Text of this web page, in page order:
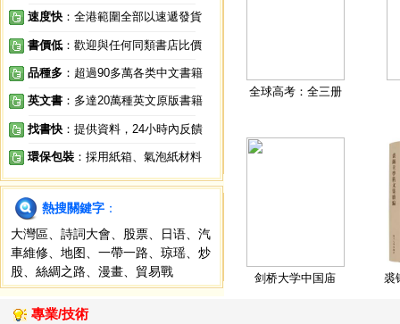
速度快 ：全港範圍全部以速遞發貨
書價低 ：歡迎與任何同類書店比價
品種多 ：超過90多萬各类中文書籍
英文書 ：多達20萬種英文原版書籍
找書快 ：提供資料，24小時內反饋
環保包裝 ：採用紙箱、氣泡紙材料
熱搜關鍵字 ：
大灣區
詩詞大會 股票 日语
汽
車維修
地图 一帶一路 琼瑶
炒
股
絲綢之路 漫畫 貿易戰
全球高考：全三册
剑桥大学中国庙 裘
專業/技術